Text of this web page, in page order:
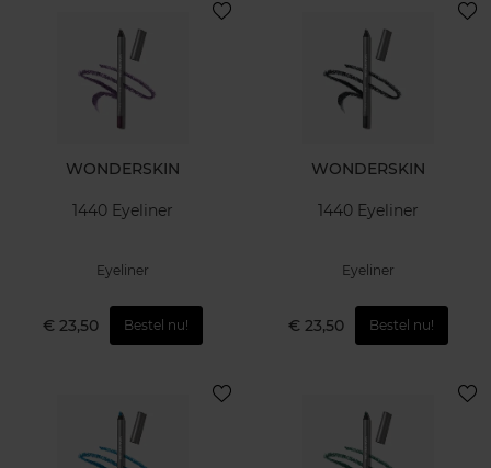
WONDERSKIN
1440 Eyeliner
Eyeliner
€ 23,50 Bestel nu!
WONDERSKIN
1440 Eyeliner
Eyeliner
€ 23,50 Bestel nu!